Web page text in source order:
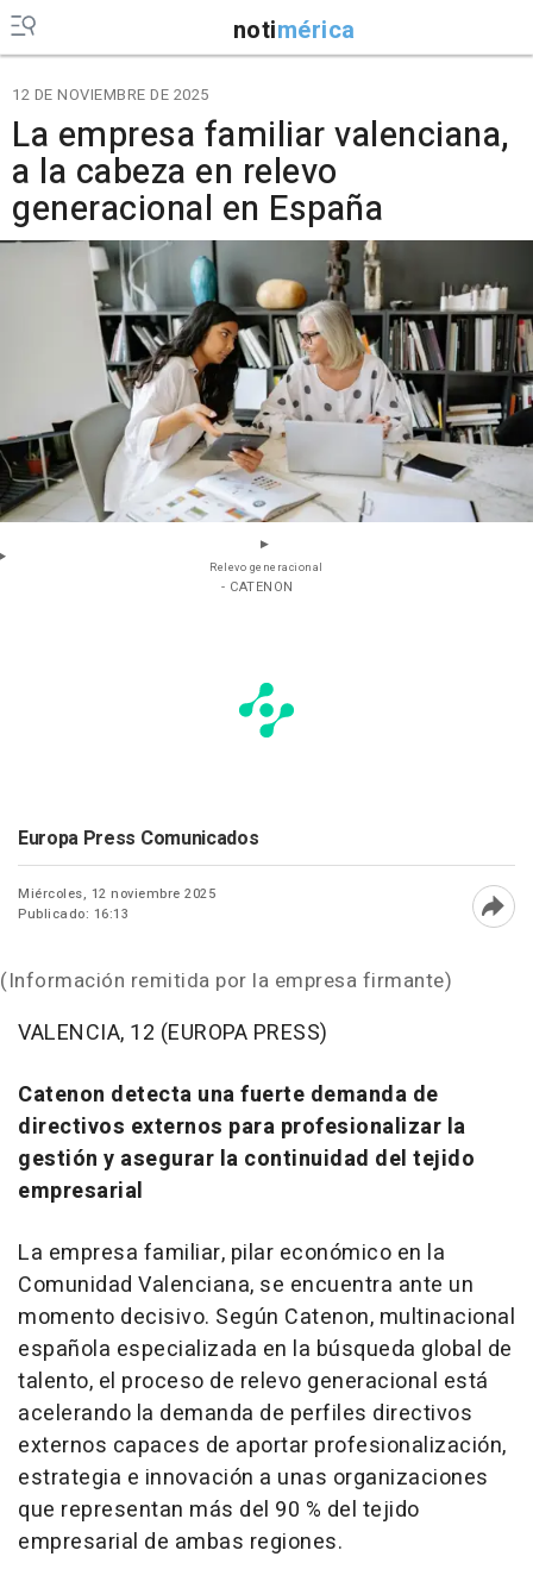
notimérica
12 DE NOVIEMBRE DE 2025
La empresa familiar valenciana,
a la cabeza en relevo
generacional en España
Relevo generacional
- CATENON
Europa Press Comunicados
Miércoles, 12 noviembre 2025
Publicado: 16:13
(Información remitida por la empresa firmante)
VALENCIA, 12 (EUROPA PRESS)
Catenon detecta una fuerte demanda de
directivos externos para profesionalizar la
gestión y asegurar la continuidad del tejido
empresarial
La empresa familiar, pilar económico en la
Comunidad Valenciana, se encuentra ante un
momento decisivo. Según Catenon, multinacional
española especializada en la búsqueda global de
talento, el proceso de relevo generacional está
acelerando la demanda de perfiles directivos
externos capaces de aportar profesionalización,
estrategia e innovación a unas organizaciones
que representan más del 90 % del tejido
empresarial de ambas regiones.